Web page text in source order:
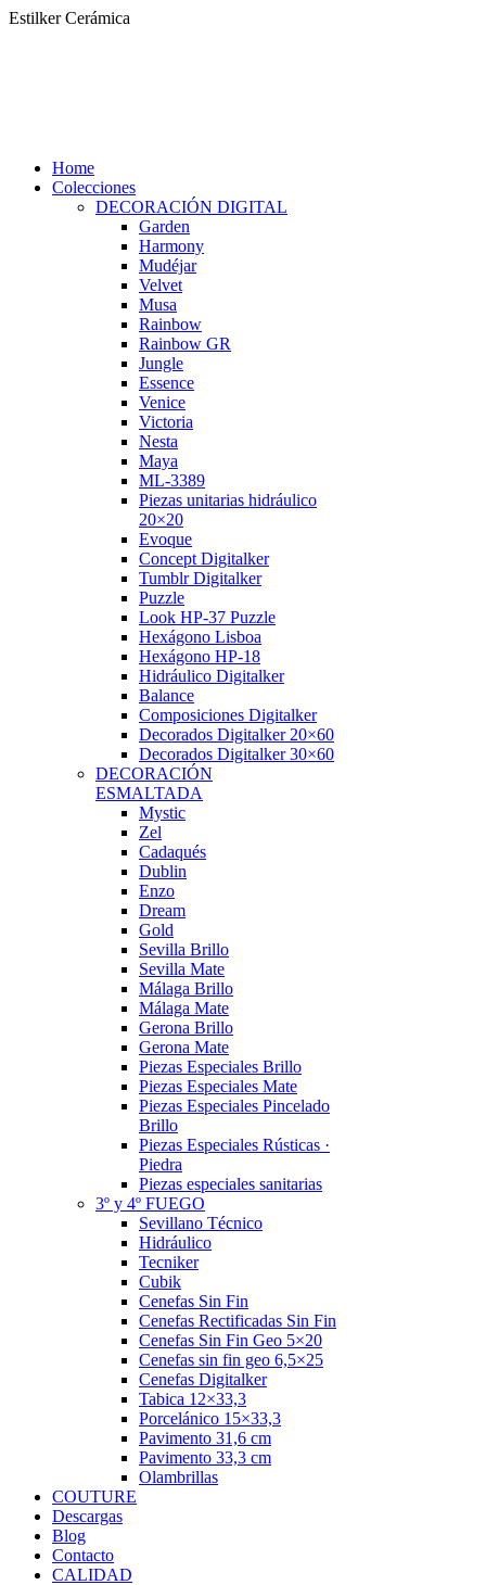
Saltar
Estilker Cerámica
Home
Colecciones
DECORACIÓN DIGITAL
Garden
Harmony
Mudéjar
Velvet
Musa
Rainbow
Rainbow GR
Jungle
Essence
Venice
Victoria
Nesta
Maya
ML-3389
Piezas unitarias hidráulico
20×20
Evoque
Concept Digitalker
Tumblr Digitalker
Puzzle
Look HP-37 Puzzle
Hexágono Lisboa
Hexágono HP-18
Hidráulico Digitalker
Balance
Composiciones Digitalker
Decorados Digitalker 20×60
Decorados Digitalker 30×60
DECORACIÓN
ESMALTADA
Mystic
Zel
Cadaqués
Dublin
Enzo
Dream
Gold
Sevilla Brillo
Sevilla Mate
Málaga Brillo
Málaga Mate
Gerona Brillo
Gerona Mate
Piezas Especiales Brillo
Piezas Especiales Mate
Piezas Especiales Pincelado
Brillo
Piezas Especiales Rústicas ·
Piedra
Piezas especiales sanitarias
3º y 4º FUEGO
Sevillano Técnico
Hidráulico
Tecniker
Cubik
Cenefas Sin Fin
Cenefas Rectificadas Sin Fin
Cenefas Sin Fin Geo 5×20
Cenefas sin fin geo 6,5×25
Cenefas Digitalker
Tabica 12×33,3
Porcelánico 15×33,3
Pavimento 31,6 cm
Pavimento 33,3 cm
Olambrillas
COUTURE
Descargas
Blog
Contacto
CALIDAD